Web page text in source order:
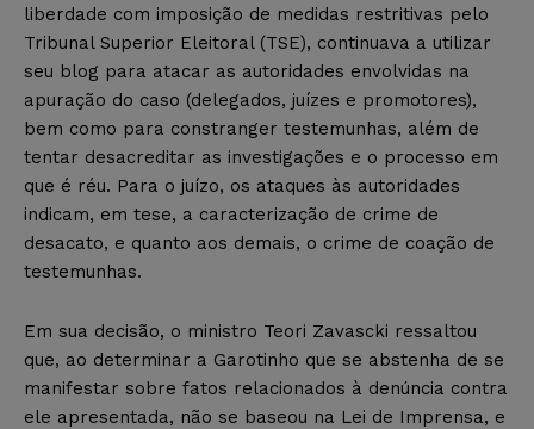
liberdade com imposição de medidas restritivas pelo
Tribunal Superior Eleitoral (TSE), continuava a utilizar
seu blog para atacar as autoridades envolvidas na
apuração do caso (delegados, juízes e promotores),
bem como para constranger testemunhas, além de
tentar desacreditar as investigações e o processo em
que é réu. Para o juízo, os ataques às autoridades
indicam, em tese, a caracterização de crime de
desacato, e quanto aos demais, o crime de coação de
testemunhas.
Em sua decisão, o ministro Teori Zavascki ressaltou
que, ao determinar a Garotinho que se abstenha de se
manifestar sobre fatos relacionados à denúncia contra
ele apresentada, não se baseou na Lei de Imprensa, e